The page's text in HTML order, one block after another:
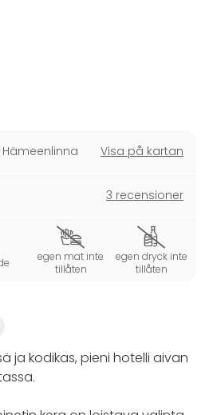
Hämeenlinna Visa på kartan
3 recensioner
egen mat inte
tillåten
egen dryck inte
tillåten
ja kodikas, pieni hotelli aivan